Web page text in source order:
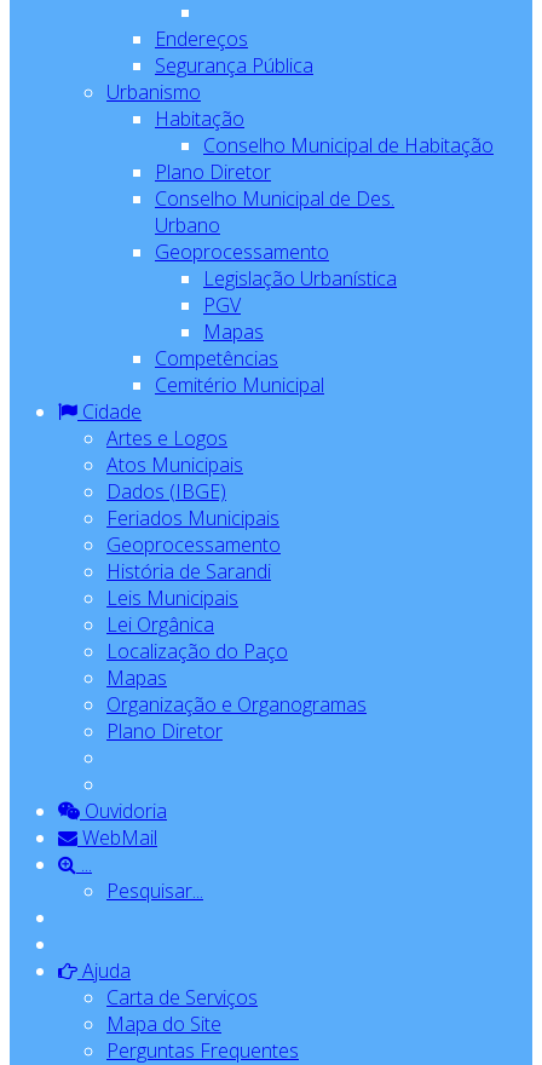
Endereços
Segurança Pública
Urbanismo
Habitação
Conselho Municipal de Habitação
Plano Diretor
Conselho Municipal de Des.
Urbano
Geoprocessamento
Legislação Urbanística
PGV
Mapas
Competências
Cemitério Municipal
Cidade
Artes e Logos
Atos Municipais
Dados (IBGE)
Feriados Municipais
Geoprocessamento
História de Sarandi
Leis Municipais
Lei Orgânica
Localização do Paço
Mapas
Organização e Organogramas
Plano Diretor
Ouvidoria
WebMail
...
Pesquisar...
Ajuda
Carta de Serviços
Mapa do Site
Perguntas Frequentes